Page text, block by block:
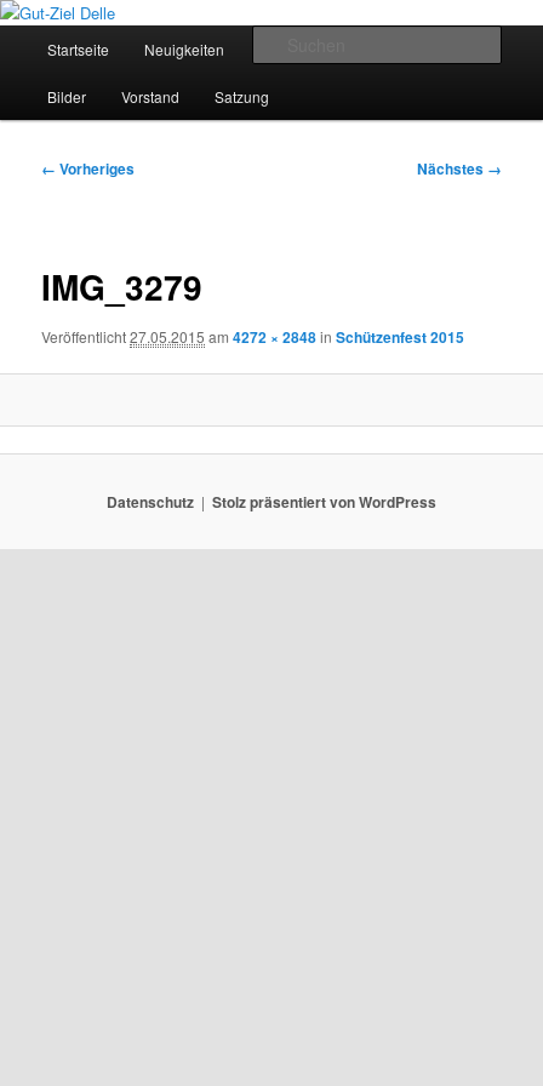
Zum
springenGut-Ziel Delle
Schützenverein Breckerfeld
Startseite Neuigkeiten
Bilder Vorstand Satzung
Bilder-
← Vorheriges Nächstes →
IMG_3279
Veröffentlicht27.05.2015 am4272 × 2848inSchützenfest 2015
Datenschutz Stolz präsentiert von WordPress